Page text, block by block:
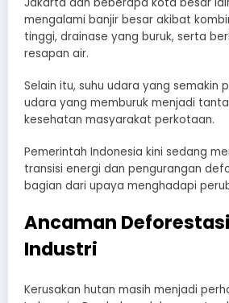
mengalami banjir besar akibat
tinggi, drainase yang buruk, serta
resapan air.
Selain itu, suhu udara yang semakin
udara yang memburuk menjadi
kesehatan masyarakat perkotaan.
Pemerintah Indonesia kini sedang
transisi energi dan pengurangan
bagian dari upaya menghadapi
Ancaman
Industri
Kerusakan hutan masih menjadi